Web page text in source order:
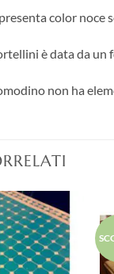
color noce
è data da un
non ha
Aggiungi
alla lista
dei
desideri